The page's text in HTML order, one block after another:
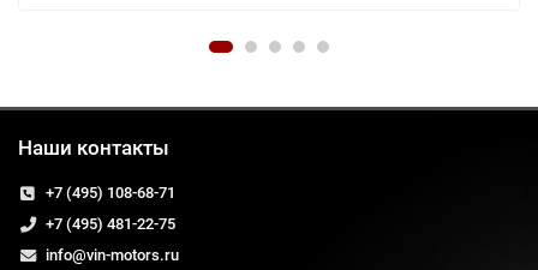
Наши контакты
+7 (495) 108-68-71
+7 (495) 481-22-75
info@vin-motors.ru